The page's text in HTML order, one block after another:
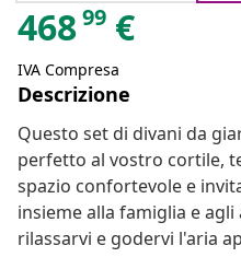
46899 €
IVA Compresa
Descrizione
Questo set di divani da
perfetto al vostro cortile,
spazio confortevole e
insieme alla famiglia e
rilassarvi e godervi l'aria